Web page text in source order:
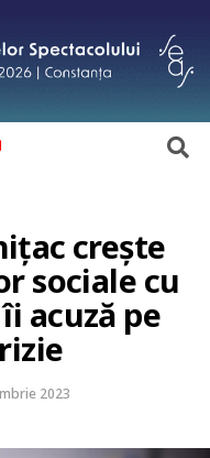
crește
sociale cu
acuză pe
2023